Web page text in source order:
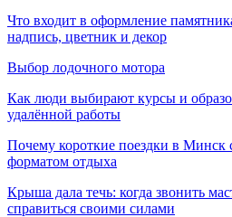
Что входит в оформление
надпись, цветник и декор
Выбор лодочного мотора
Как люди выбирают курсы и
удалённой работы
Почему короткие поездки в Минск
форматом отдыха
Крыша дала течь: когда звонить
справиться своими силами